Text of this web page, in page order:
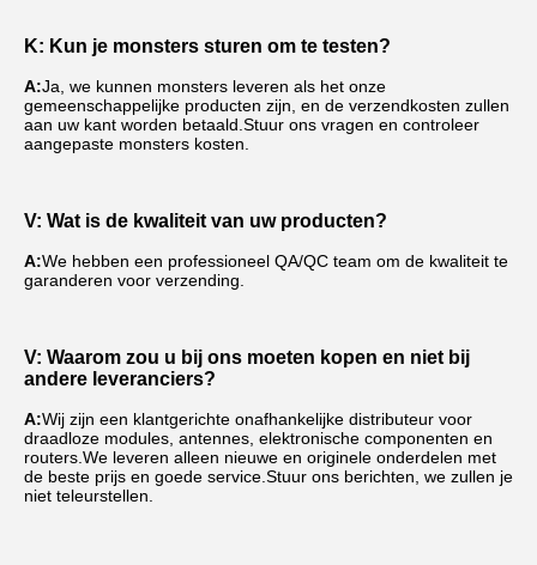
K: Kun je monsters sturen om te testen?
A:Ja, we kunnen monsters leveren als het onze
gemeenschappelijke producten zijn, en de verzendkosten zullen
aan uw kant worden betaald.Stuur ons vragen en controleer
aangepaste monsters kosten.
V: Wat is de kwaliteit van uw producten?
A:We hebben een professioneel QA/QC team om de kwaliteit te
garanderen voor verzending.
V: Waarom zou u bij ons moeten kopen en niet bij
andere leveranciers?
A:Wij zijn een klantgerichte onafhankelijke distributeur voor
draadloze modules, antennes, elektronische componenten en
routers.We leveren alleen nieuwe en originele onderdelen met
de beste prijs en goede service.Stuur ons berichten, we zullen je
niet teleurstellen.